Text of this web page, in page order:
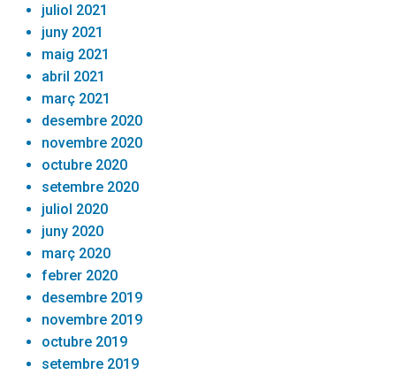
juliol 2021
juny 2021
maig 2021
abril 2021
març 2021
desembre 2020
novembre 2020
octubre 2020
setembre 2020
juliol 2020
juny 2020
març 2020
febrer 2020
desembre 2019
novembre 2019
octubre 2019
setembre 2019